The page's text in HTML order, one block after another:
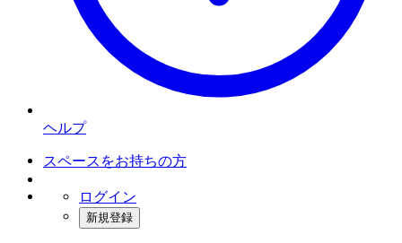
ヘルプ
スペースをお持ちの方
ログイン
新規登録